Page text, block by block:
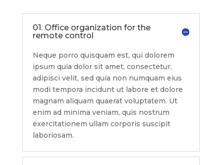
01. Office organization for the
remote control
Neque porro quisquam est, qui dolorem
ipsum quia dolor sit amet, consectetur,
adipisci velit, sed quia non numquam eius
modi tempora incidunt ut labore et dolore
magnam aliquam quaerat voluptatem. Ut
enim ad minima veniam, quis nostrum
exercitationem ullam corporis suscipit
laboriosam.